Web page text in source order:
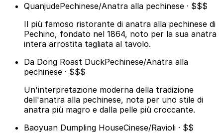
QuanjudePechinese/Anatra alla pechinese · $$$
Il più famoso ristorante di anatra alla pechinese di
Pechino, fondato nel 1864, noto per la sua anatra
intera arrostita tagliata al tavolo.
Da Dong Roast DuckPechinese/Anatra alla
pechinese · $$$
Un'interpretazione moderna della tradizione
dell'anatra alla pechinese, nota per uno stile di
anatra più magro e dalla pelle più croccante.
Baoyuan Dumpling HouseCinese/Ravioli · $$